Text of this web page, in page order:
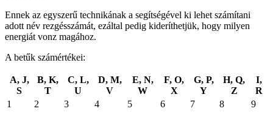
Ennek az egyszerű technikának a segítségével ki lehet számítani
adott név rezgésszámát, ezáltal pedig kideríthetjük, hogy milyen
energiát vonz magához.
A betűk számértékei:
A, J,
S
B, K,
T
C, L,
U
D, M,
V
E, N,
W
F, O,
X
G, P,
Y
H, Q,
Z
I,
R
1
2 3 4 5 6 7 8 9